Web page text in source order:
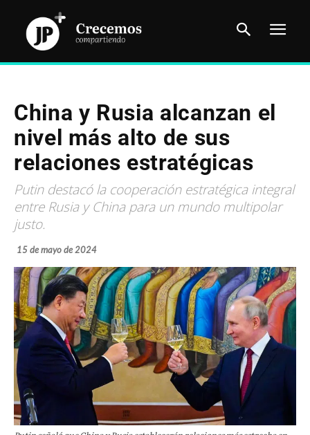
China y Rusia alcanzan el
nivel más alto de sus
relaciones estratégicas
Putin destacó la cooperación estratégica integral
entre Rusia y China para un mundo multipolar
justo.
15 de mayo de 2024